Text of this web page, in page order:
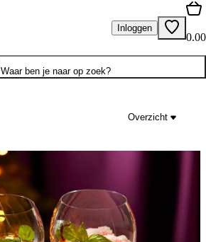
Inloggen
0.00
Waar ben je naar op zoek?
Overzicht